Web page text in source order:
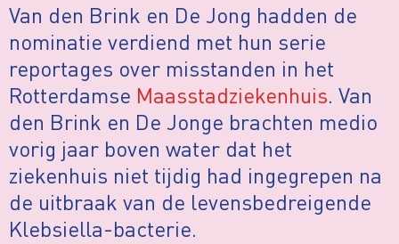
Van den Brink en De Jong hadden de
nominatie verdiend met hun serie
reportages over misstanden in het
Rotterdamse Maasstadziekenhuis. Van
den Brink en De Jonge brachten medio
vorig jaar boven water dat het
ziekenhuis niet tijdig had ingegrepen na
de uitbraak van de levensbedreigende
Klebsiella-bacterie.